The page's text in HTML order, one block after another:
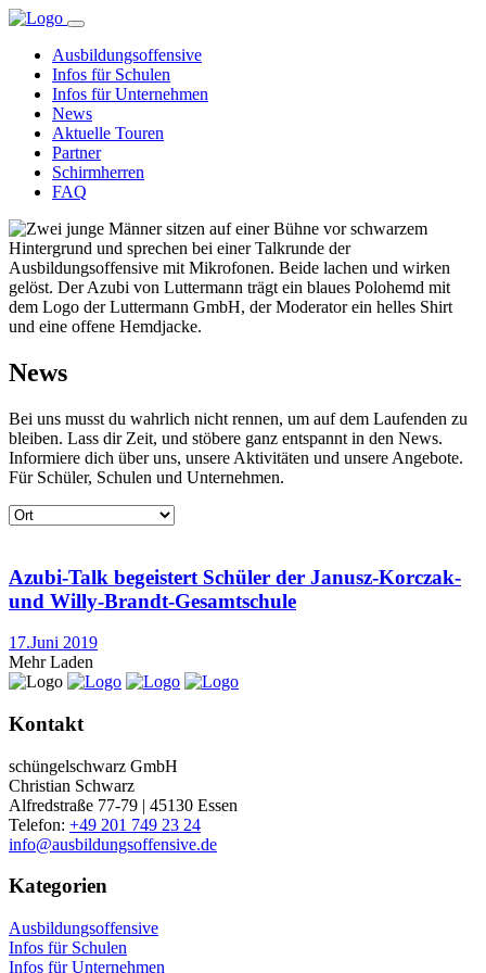
Ausbildungsoffensive
Infos für Schulen
Infos für Unternehmen
News
Aktuelle Touren
Partner
Schirmherren
FAQ
News
Bei uns musst du wahrlich nicht rennen, um auf dem Laufenden zu
bleiben. Lass dir Zeit, und stöbere ganz entspannt in den News.
Informiere dich über uns, unsere Aktivitäten und unsere Angebote.
Für Schüler, Schulen und Unternehmen.
Azubi-Talk begeistert Schüler der Janusz-Korczak-
und Willy-Brandt-Gesamtschule
17.Juni 2019
Mehr Laden
Kontakt
schüngelschwarz GmbH
Christian Schwarz
Alfredstraße 77-79 | 45130 Essen
Telefon: +49 201 749 23 24
info@ausbildungsoffensive.de
Kategorien
Ausbildungsoffensive
Infos für Schulen
Infos für Unternehmen